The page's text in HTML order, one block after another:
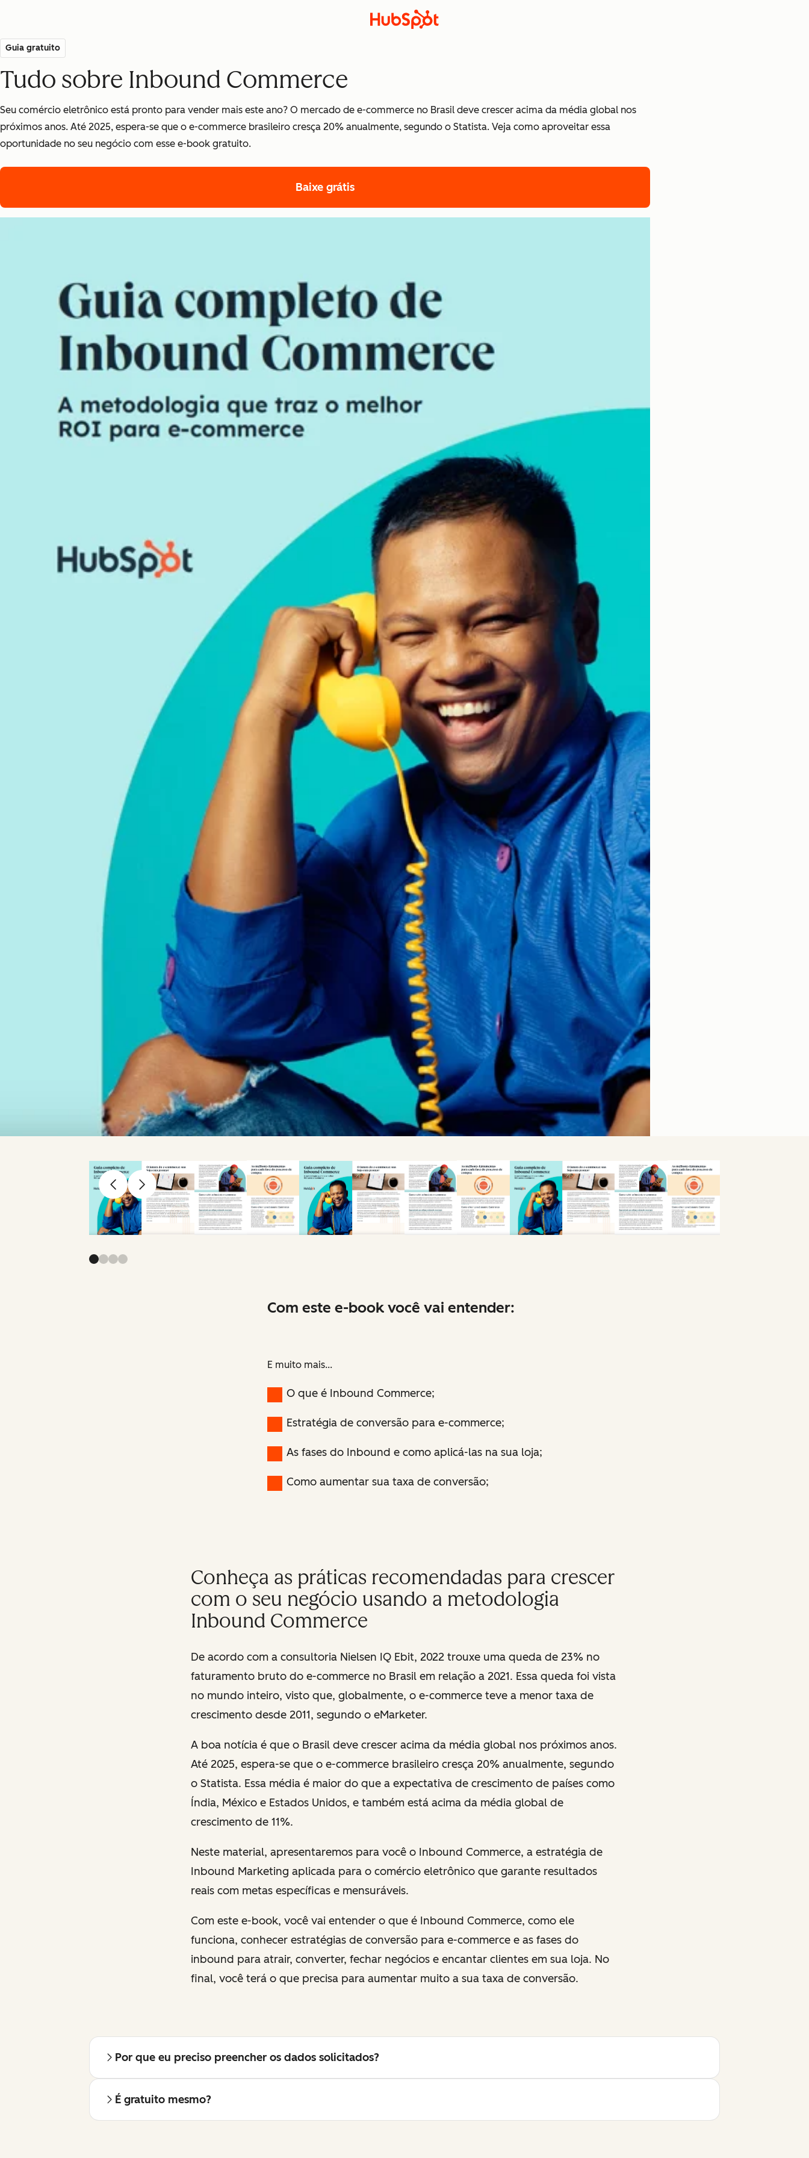
Guia gratuito
Tudo sobre Inbound Commerce
Seu comércio eletrônico está pronto para vender mais este ano? O mercado de e-commerce no Brasil deve crescer acima da média global nos
próximos anos. Até 2025, espera-se que o e-commerce brasileiro cresça 20% anualmente, segundo o Statista. Veja como aproveitar essa
oportunidade no seu negócio com esse e-book gratuito.
Baixe grátis
AnteriorAvançar
Com este e-book você vai entender:
E muito mais...
O que é Inbound Commerce;
Estratégia de conversão para e-commerce;
As fases do Inbound e como aplicá-las na sua loja;
Como aumentar sua taxa de conversão;
Conheça as práticas recomendadas para crescer
com o seu negócio usando a metodologia
Inbound Commerce
De acordo com a consultoria Nielsen IQ Ebit, 2022 trouxe uma queda de 23% no
faturamento bruto do e-commerce no Brasil em relação a 2021. Essa queda foi vista
no mundo inteiro, visto que, globalmente, o e-commerce teve a menor taxa de
crescimento desde 2011, segundo o eMarketer.
A boa notícia é que o Brasil deve crescer acima da média global nos próximos anos.
Até 2025, espera-se que o e-commerce brasileiro cresça 20% anualmente, segundo
o Statista. Essa média é maior do que a expectativa de crescimento de países como
Índia, México e Estados Unidos, e também está acima da média global de
crescimento de 11%.
Neste material, apresentaremos para você o Inbound Commerce, a estratégia de
Inbound Marketing aplicada para o comércio eletrônico que garante resultados
reais com metas específicas e mensuráveis.
Com este e-book, você vai entender o que é Inbound Commerce, como ele
funciona, conhecer estratégias de conversão para e-commerce e as fases do
inbound para atrair, converter, fechar negócios e encantar clientes em sua loja. No
final, você terá o que precisa para aumentar muito a sua taxa de conversão.
Por que eu preciso preencher os dados solicitados?
É gratuito mesmo?